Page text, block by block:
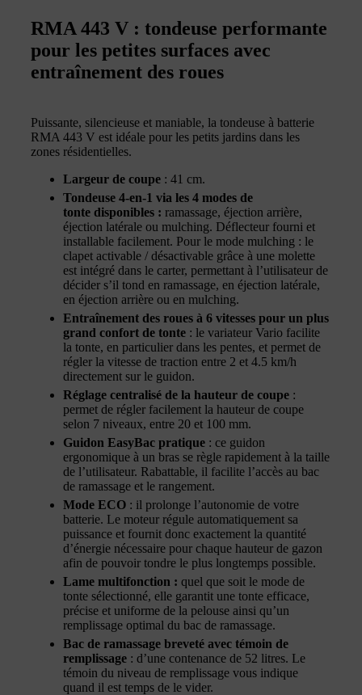
RMA 443 V : tondeuse performante
pour les petites surfaces avec
entraînement des roues
Puissante, silencieuse et maniable, la tondeuse à batterie
RMA 443 V est idéale pour les petits jardins dans les
zones résidentielles.
Largeur de coupe : 41 cm.
Tondeuse 4-en-1 via les 4 modes de
tonte disponibles : ramassage, éjection arrière,
éjection latérale ou mulching. Déflecteur fourni et
installable facilement. Pour le mode mulching : le
clapet activable / désactivable grâce à une molette
est intégré dans le carter, permettant à l’utilisateur de
décider s’il tond en ramassage, en éjection latérale,
en éjection arrière ou en mulching.
Entraînement des roues à 6 vitesses pour un plus
grand confort de tonte : le variateur Vario facilite
la tonte, en particulier dans les pentes, et permet de
régler la vitesse de traction entre 2 et 4.5 km/h
directement sur le guidon.
Réglage centralisé de la hauteur de coupe :
permet de régler facilement la hauteur de coupe
selon 7 niveaux, entre 20 et 100 mm.
Guidon EasyBac pratique : ce guidon
ergonomique à un bras se règle rapidement à la taille
de l’utilisateur. Rabattable, il facilite l’accès au bac
de ramassage et le rangement.
Mode ECO : il prolonge l’autonomie de votre
batterie. Le moteur régule automatiquement sa
puissance et fournit donc exactement la quantité
d’énergie nécessaire pour chaque hauteur de gazon
afin de pouvoir tondre le plus longtemps possible.
Lame multifonction : quel que soit le mode de
tonte sélectionné, elle garantit une tonte efficace,
précise et uniforme de la pelouse ainsi qu’un
remplissage optimal du bac de ramassage.
Bac de ramassage breveté avec témoin de
remplissage : d’une contenance de 52 litres. Le
témoin du niveau de remplissage vous indique
quand il est temps de le vider.